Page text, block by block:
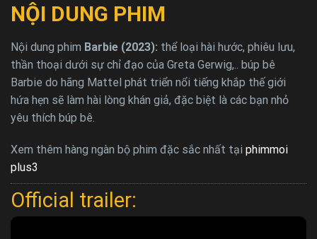
NỘI DUNG PHIM
Nội dung phim Barbie (2023): thể loại hài hước, phiêu lưu,
thần thoại dưới sự chỉ đạo của Greta Gerwig,.. búp bê
Barbie do hãng Mattel phát triển nổi tiếng khắp thế giới
hứa hẹn sẽ làm hài lòng khán giả, đặc biệt là các bạn nhỏ
yêu thích búp bê.
Xem thêm hàng ngàn bộ phim đặc sắc nhất tại phimmoi
plus3
Official trailer: